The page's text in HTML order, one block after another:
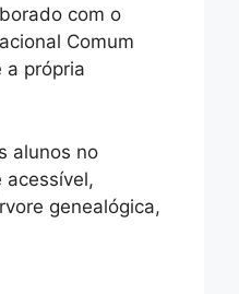
com o
Comum
a própria
alunos no
acessível,
genealógica,